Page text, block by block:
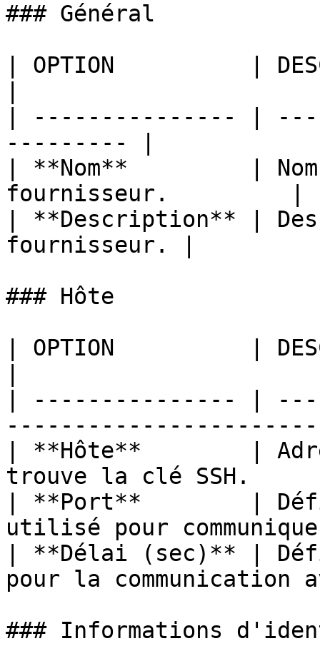
### Général
| OPTION          |
| --------------- |
--------- |
| **Nom**         |
fournisseur.         |
| **Description** |
fournisseur. |
### Hôte
| OPTION          |
| --------------- |
| **Hôte**        |
trouve la clé SSH.
| **Port**        |
utilisé pour
| **Délai (sec)** |
pour la
### Informations